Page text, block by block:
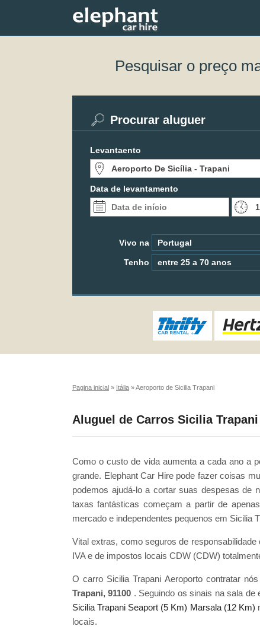
Pesquisar o preço
Procurar aluguer
Levantaento
Data de levantamento
Vivo na
Tenho
Pagina inicial » Itália »Aeroporto de Sicilia Trapani
Aluguel de Carros Sicilia
Como o custo de vida aumenta a cada ano a
grande. Elephant Car Hire pode fazer coisas
podemos ajudá-lo a cortar suas despesas de
taxas fantásticas começam a partir de
mercado e independentes pequenos em Sicilia
Vital extras, como seguros de
IVA e de impostos locais CDW (CDW)
O carro Sicilia Trapani Aeroporto contratar
Trapani, 91100 . Seguindo os sinais na sala
Sicilia Trapani Seaport (5 Km) Marsala (12 Km)
locais.